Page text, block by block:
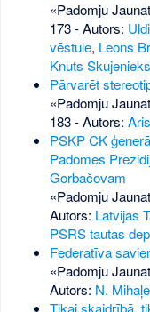
«Padomju
173- Autors:
vēstule, Leons
Knuts Skujenieks
Pārvarēt
«Padomju
183- Autors:
PSKP CK
Padomes
Gorbačovam
«Padomju
Autors: Latvijas
PSRS tautas
Federatīva
«Padomju
Autors: N.
Tikai skaidrībā,